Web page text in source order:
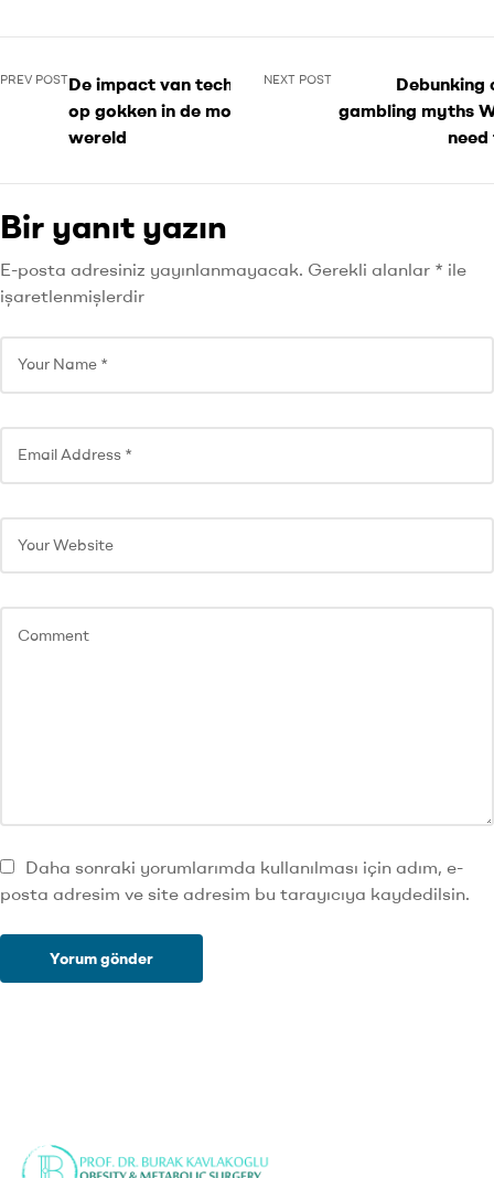
PREV POSTDe impact van technologie
op gokken in de moderne
wereld
NEXT POST
Debunking
gambling myths
Bir yanıt yazın
E-posta adresiniz yayınlanmayacak. Gerekli alanlar * ile
işaretlenmişlerdir
Daha sonraki yorumlarımda kullanılması için adım, e-
posta adresim ve site adresim bu tarayıcıya kaydedilsin.